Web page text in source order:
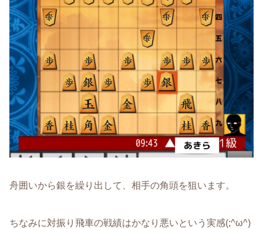
舟囲いから銀を繰り出して、相手の角頭を狙います。
ちなみに対振り飛車の戦績はかなり悪いという実感(;^ω^)